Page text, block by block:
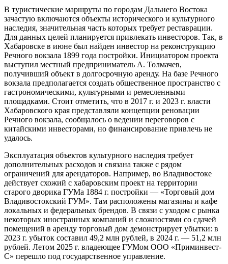
время работы в рамках проекта создания набережной
находятся на пятом этапе строительства (четыре этапа уже
завершены) — на участке от речного вокзала до площади
Славы. Шестой этап объединенной набережной включает
создание музейной набережной ДВХМ.
В туристические маршруты по городам Дальнего Востока
зачастую включаются объекты исторического и культурного
наследия, значительная часть которых требует реставрации.
Для данных целей планируется привлекать инвесторов. Так, в
Хабаровске в июне был найден инвестор на реконструкцию
Речного вокзала 1899 года постройки. Инициатором проекта
выступил местный предприниматель А. Толмачев,
получивший объект в долгосрочную аренду. На базе Речного
вокзала предполагается создать общественное пространство с
площадками. Стоит отметить, что в 2017 г. и 2023 г. власти
Хабаровского края представляли концепции реновации
Речного вокзала, сообщалось о ведении переговоров с
китайскими инвесторами, но финансирование привлечь не
удалось.
Эксплуатация объектов культурного наследия требует
дополнительных расходов и связана также с рядом
ограничений для арендаторов. Например, во Владивостоке
действует схожий с хабаровским проект на территории
старого дворика ГУМа 1884 г. постройки — «Торговый дом
Владивостокский ГУМ». Там расположены магазины и кафе